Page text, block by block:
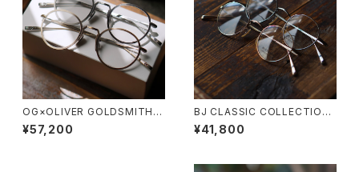
OG×OLIVER GOLDSMITH /
オージーバイオリバーゴールド
スミス OLIVER Ⅱ -T 2026ss
¥57,200
BJ CLASSIC COLLECTION
PREM-114BNT ボストン BJク
ラシック
¥41,800